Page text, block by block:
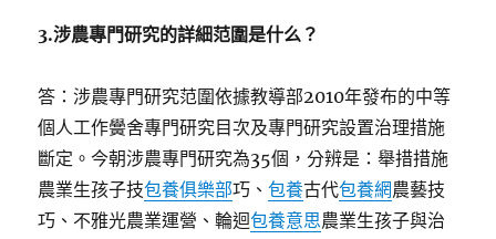
3.涉農專門研究的詳細范圍是什么？
答：涉農專門研究范圍依據教導部2010年發布的中等
個人工作黌舍專門研究目次及專門研究設置治理措施
斷定。今朝涉農專門研究為35個，分辨是：舉措措施
農業生孩子技包養俱樂部巧、包養古代包養網農藝技
巧、不雅光農業運營、輪迴包養意思農業生孩子與治